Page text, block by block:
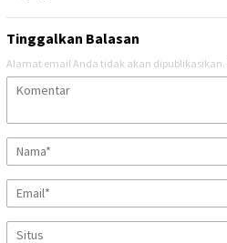
Tinggalkan Balasan
Alamat email Anda tidak akan dipublikasikan.